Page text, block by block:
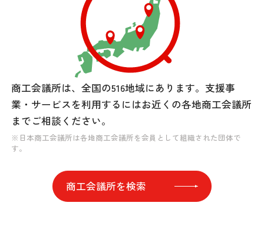
商工会議所は、全国の516地域にあります。 支援事
業・サービスを利用するにはお近くの各地商工会議所
までご相談ください。
※日本商工会議所は各地商工会議所を会員として組織された団体で
す。
商工会議所を検索